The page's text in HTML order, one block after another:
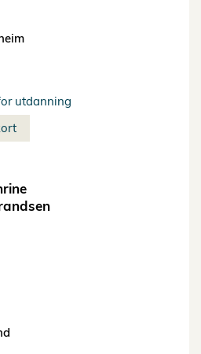
utdanning